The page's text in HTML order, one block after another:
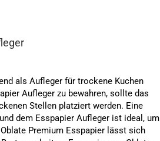
als Aufleger für trockene Kuchen
Aufleger zu bewahren, sollte das
Stellen platziert werden. Eine
dem Esspapier Aufleger ist ideal, um
Premium Esspapier lässt sich